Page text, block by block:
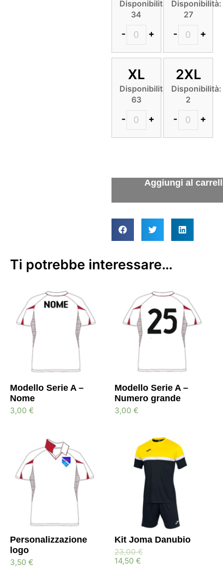
Disponibilità:
34
- +
Disponibilità:
27
- +
XL
Disponibilità:
63
- +
2XL
Disponibilità:
2
- +
Ti potrebbe interessare…
Modello Serie A –
Nome
3,00 €
Modello Serie A –
Numero grande
3,00 €
Personalizzazione
logo
3,50 €
Kit Joma Danubio
23,00€
14,50 €